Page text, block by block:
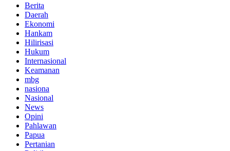
Berita
Daerah
Ekonomi
Hankam
Hilirisasi
Hukum
Internasional
Keamanan
mbg
nasiona
Nasional
News
Opini
Pahlawan
Papua
Pertanian